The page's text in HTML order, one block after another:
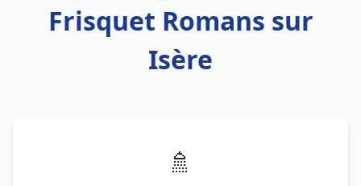
Frisquet Romans sur
Isère
🚿